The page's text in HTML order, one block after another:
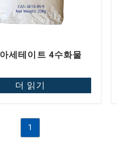
세테이트 4수화물
더 읽기
1